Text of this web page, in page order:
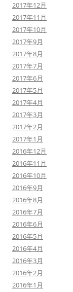
2017年12月
2017年11月
2017年10月
2017年9月
2017年8月
2017年7月
2017年6月
2017年5月
2017年4月
2017年3月
2017年2月
2017年1月
2016年12月
2016年11月
2016年10月
2016年9月
2016年8月
2016年7月
2016年6月
2016年5月
2016年4月
2016年3月
2016年2月
2016年1月